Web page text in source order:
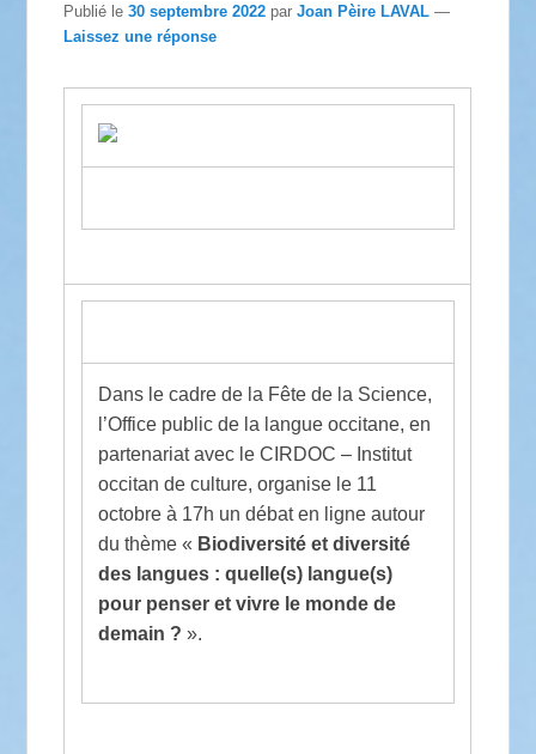
Publié le30 septembre 2022 parJoan Pèire LAVAL —
Laissez une réponse
Dans le cadre de la Fête de la Science,
l’Office public de la langue occitane, en
partenariat avec le CIRDOC – Institut
occitan de culture, organise le 11
octobre à 17h un débat en ligne autour
du thème « Biodiversité et diversité
des langues : quelle(s) langue(s)
pour penser et vivre le monde de
demain ? ».